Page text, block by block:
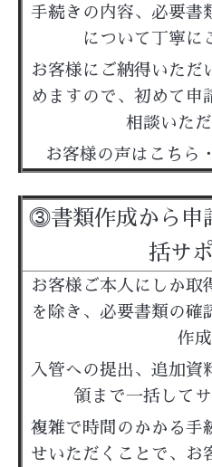
手続きの内容、必要書
について丁寧に
お客様にご納得いただ
めますので、初めて申
相談いただ
お客様の声はこちら
⓷書類作成から申
括サ
お客様ご本人にしか取
を除き、必要書類の確
作成
入管への提出、追加資
領まで一括して
複雑で時間のかかる手
せいただくことで、お